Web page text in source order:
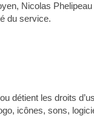
Nicolas
du service.
détient les droits
icônes, sons,